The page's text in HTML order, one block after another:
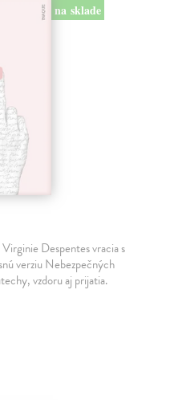
na sklade
Despentes vracia s
verziu Nebezpečných
vzdoru aj prijatia.